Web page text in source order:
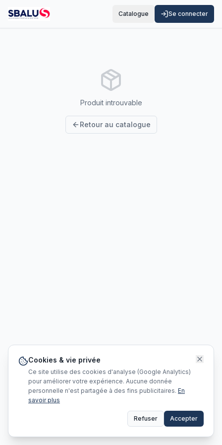
Catalogue Se connecter
Produit introuvable
Retour au catalogue
Cookies & vie privée
Ce site utilise des cookies d'analyse (Google Analytics)
pour améliorer votre expérience. Aucune donnée
personnelle n'est partagée à des fins publicitaires. En
savoir plus
Refuser Accepter